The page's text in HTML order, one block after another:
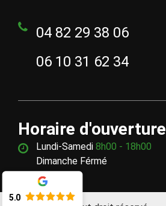
04 82 29 38 06
06 10 31 62 34
Horaire d'ouverture
Lundi-Samedi 8h00 - 18h00
Dimanche Férmé
5.0